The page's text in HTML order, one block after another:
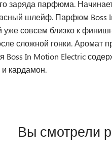
заряда парфюма.
шлейф. Парфюм Boss
совсем близко к
сложной гонки.
In Motion Electric
кардамон.
Вы смотрели